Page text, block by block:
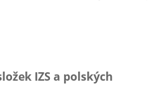
IZS a polských